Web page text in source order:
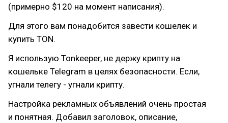
(примерно $120 на момент написания).
Для этого вам понадобится завести кошелек и
купить TON.
Я использую Tonkeeper, не держу крипту на
кошельке Telegram в целях безопасности. Если,
угнали телегу - угнали крипту.
Настройка рекламных объявлений очень простая
и понятная. Добавил заголовок, описание,